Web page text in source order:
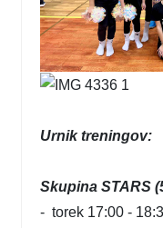
Urnik treningov:
Skupina STARS
- torek 17:00 -